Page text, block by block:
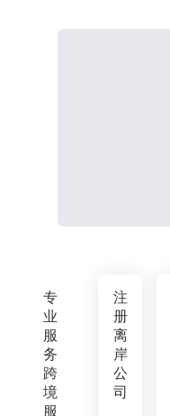
专
业
服
务
跨
境
服
注
册
离
岸
公
司